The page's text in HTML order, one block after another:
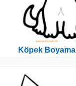
Köpek Boyama